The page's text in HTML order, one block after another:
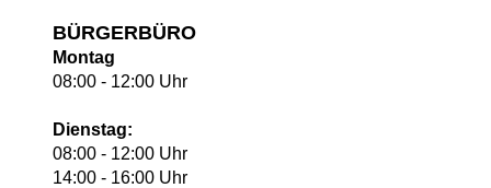
BÜRGERBÜRO
Montag
08:00 - 12:00 Uhr
Dienstag:
08:00 - 12:00 Uhr
14:00 - 16:00 Uhr